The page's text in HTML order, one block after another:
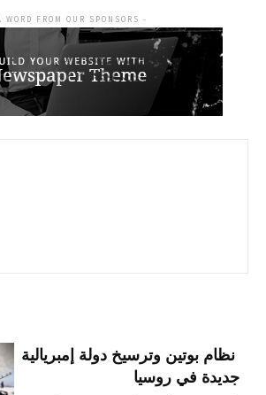
نظام بوتين وترسيخ دولة إمبريالية
جديدة في روسيا
- A WORD FROM OUR SPONSORS -